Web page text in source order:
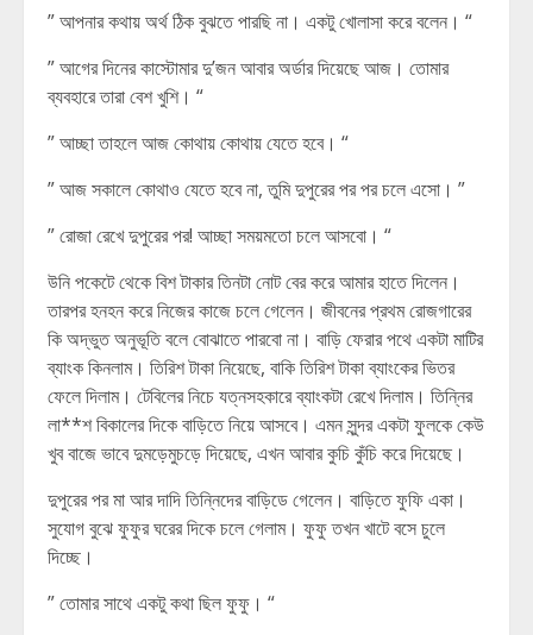
” আপনার কথায় অর্থ ঠিক বুঝতে পারছি না। একটু খোলাসা করে বলেন। “
” আগের দিনের কাস্টোমার দু’জন আবার অর্ডার দিয়েছে আজ। তোমার
ব্যবহারে তারা বেশ খুশি। “
” আচ্ছা তাহলে আজ কোথায় কোথায় যেতে হবে। “
” আজ সকালে কোথাও যেতে হবে না, তুমি দুপুরের পর পর চলে এসো। ”
” রোজা রেখে দুপুরের পর! আচ্ছা সময়মতো চলে আসবো। “
উনি পকেটে থেকে বিশ টাকার তিনটা নোট বের করে আমার হাতে দিলেন।
তারপর হনহন করে নিজের কাজে চলে গেলেন। জীবনের প্রথম রোজগারের
কি অদ্ভুত অনুভূতি বলে বোঝাতে পারবো না। বাড়ি ফেরার পথে একটা মাটির
ব্যাংক কিনলাম। তিরিশ টাকা নিয়েছে, বাকি তিরিশ টাকা ব্যাংকের ভিতর
ফেলে দিলাম। টেবিলের নিচে যত্নসহকারে ব্যাংকটা রেখে দিলাম। তিন্নির
লা**শ বিকালের দিকে বাড়িতে নিয়ে আসবে। এমন সুন্দর একটা ফুলকে কেউ
খুব বাজে ভাবে দুমড়েমুচড়ে দিয়েছে, এখন আবার কুচি কুঁচি করে দিয়েছে।
দুপুরের পর মা আর দাদি তিন্নিদের বাড়িডে গেলেন। বাড়িতে ফুফি একা।
সুযোগ বুঝে ফুফুর ঘরের দিকে চলে গেলাম। ফুফু তখন খাটে বসে চুলে
দিচ্ছে।
” তোমার সাথে একটু কথা ছিল ফুফু। “